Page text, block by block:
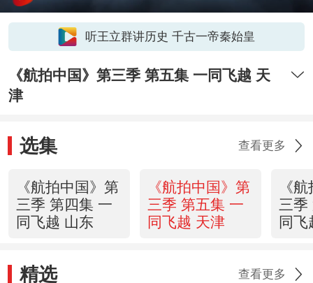
听王立群讲历史 千古一帝秦始皇
《航拍中国》第三季 第五集 一同飞越 天
津
选集 查看更多
《航拍中国》第
三季 第四集 一
同飞越 山东
《航拍中国》第
三季 第五集 一
同飞越 天津
《
三季
同飞
精选 查看更多